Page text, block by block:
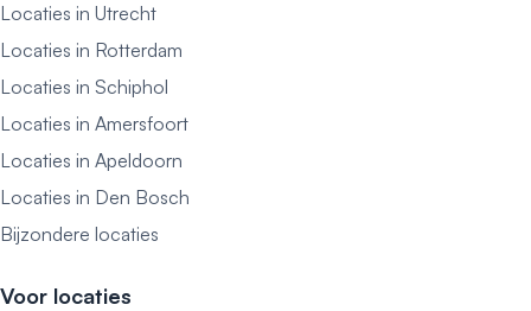
Locaties in Utrecht
Locaties in Rotterdam
Locaties in Schiphol
Locaties in Amersfoort
Locaties in Apeldoorn
Locaties in Den Bosch
Bijzondere locaties
Voor locaties